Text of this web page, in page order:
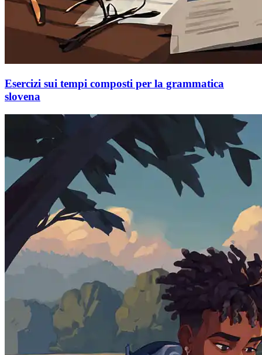
Esercizi sui tempi composti per la grammatica
slovena